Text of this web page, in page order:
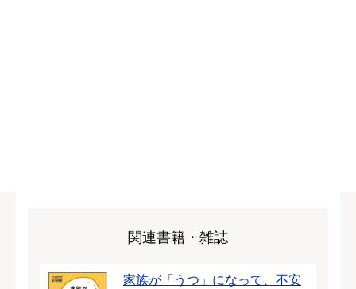
関連書籍・雑誌
家族が「うつ」になって、不安